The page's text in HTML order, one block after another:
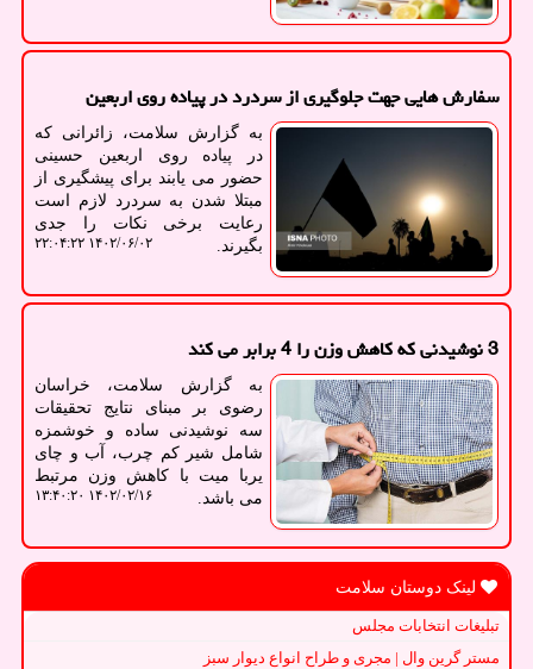
سفارش هایی جهت جلوگیری از سردرد در پیاده روی اربعین
به گزارش سلامت، زائرانی که
در پیاده روی اربعین حسینی
حضور می یابند برای پیشگیری از
مبتلا شدن به سردرد لازم است
رعایت برخی نکات را جدی
بگیرند.
۱۴۰۲/۰۶/۰۲ ۲۲:۰۴:۲۲
3 نوشیدنی که کاهش وزن را 4 برابر می کند
به گزارش سلامت، خراسان
رضوی بر مبنای نتایج تحقیقات
سه نوشیدنی ساده و خوشمزه
شامل شیر کم چرب، آب و چای
یربا میت با کاهش وزن مرتبط
می باشد.
۱۴۰۲/۰۲/۱۶ ۱۳:۴۰:۲۰
لینک دوستان سلامت
تبلیغات انتخابات مجلس
مستر گرین وال | مجری و طراح انواع دیوار سبز